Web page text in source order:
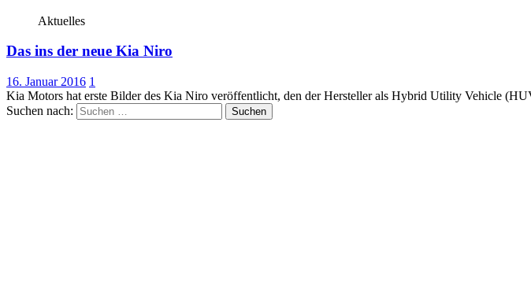
Aktuelles
Das ins der neue Kia Niro
16. Januar 2016 1
Kia Motors hat erste Bilder des Kia Niro veröffentlicht, den der Hersteller als Hybrid Utility Vehicle
Suchen nach: